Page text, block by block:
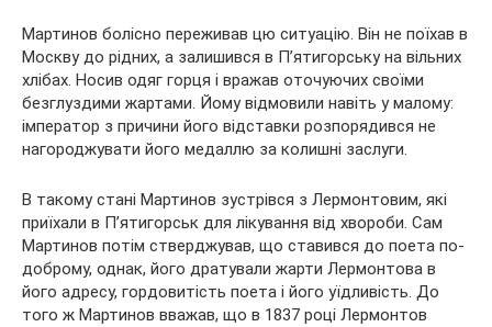
Мартинов болісно переживав цю ситуацію. Він не поїхав в
Москву до рідних, а залишився в П’ятигорську на вільних
хлібах. Носив одяг горця і вражав оточуючих своїми
безглуздими жартами. Йому відмовили навіть у малому:
імператор з причини його відставки розпорядився не
нагороджувати його медаллю за колишні заслуги.
В такому стані Мартинов зустрівся з Лермонтовим, які
приїхали в П’ятигорськ для лікування від хвороби. Сам
Мартинов потім стверджував, що ставився до поета по-
доброму, однак, його дратували жарти Лермонтова в
його адресу, гордовитість поета і його уїдливість. До
того ж Мартинов вважав, що в 1837 році Лермонтов